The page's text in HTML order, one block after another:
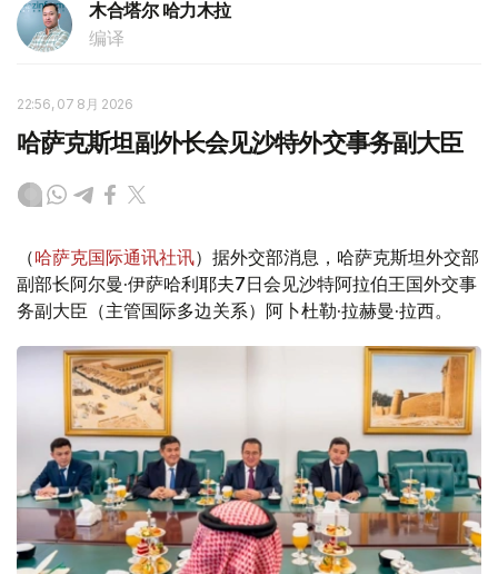
木合塔尔 哈力木拉
编译
22:56, 07 8月 2026
哈萨克斯坦副外长会见沙特外交事务副大臣
（哈萨克国际通讯社讯）据外交部消息，哈萨克斯坦外交部
副部长阿尔曼·伊萨哈利耶夫7日会见沙特阿拉伯王国外交事
务副大臣（主管国际多边关系）阿卜杜勒·拉赫曼·拉西。